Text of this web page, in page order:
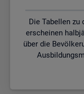
Die Tabellen zu
erscheinen
über die